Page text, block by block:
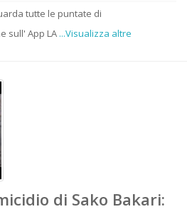
tutte le puntate di
sull' App LA ...Visualizza altre
di Sako Bakari: